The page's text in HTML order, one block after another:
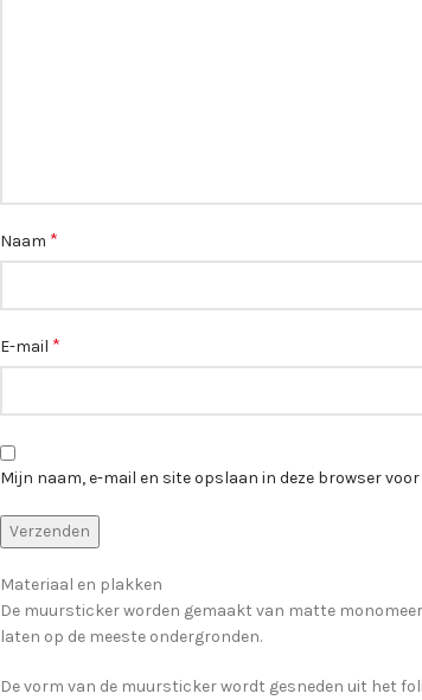
Naam *
E-mail *
Mijn naam, e-mail en site opslaan in deze browser
Materiaal en plakken
De muursticker worden gemaakt van matte
laten op de meeste ondergronden.
De vorm van de muursticker wordt gesneden uit het